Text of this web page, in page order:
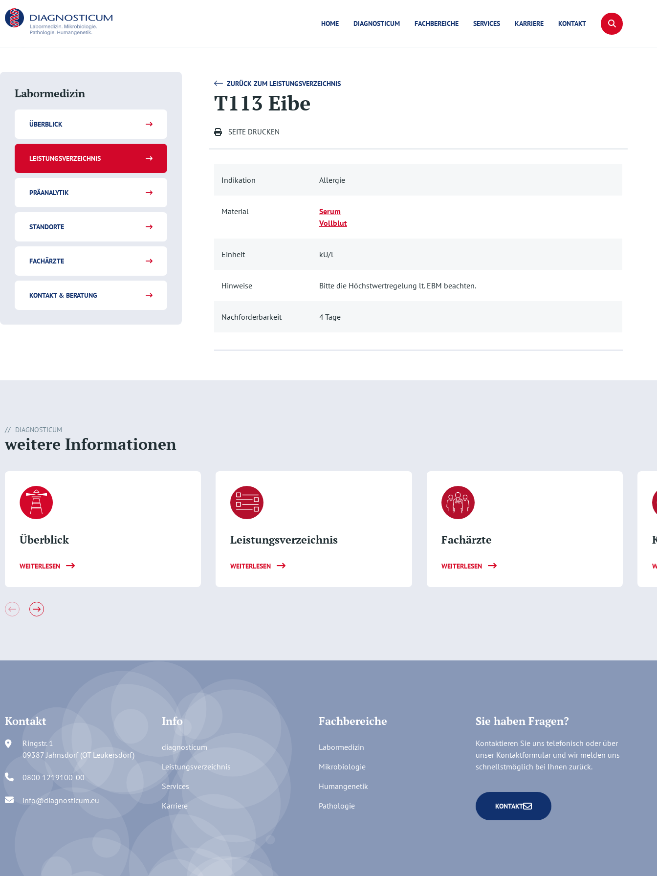
HOME DIAGNOSTICUM FACHBEREICHE SERVICES KARRIERE KONTAKT
Labormedizin
ÜBERBLICK
LEISTUNGSVERZEICHNIS
PRÄANALYTIK
STANDORTE
FACHÄRZTE
KONTAKT & BERATUNG
ZURÜCK ZUM LEISTUNGSVERZEICHNIS
T113 Eibe
SEITE DRUCKEN
Indikation Allergie
Material
Serum
Vollblut
Einheit kU/l
Hinweise Bitte die Höchstwertregelung lt. EBM beachten.
Nachforderbarkeit 4 Tage
DIAGNOSTICUM
weitere Informationen
Überblick
WEITERLESEN
Leistungsverzeichnis
WEITERLESEN
Fachärzte
WEITERLESEN
Kontakt
Ringstr. 1
09387 Jahnsdorf (OT Leukersdorf)
0800 1219100-00
info@diagnosticum.eu
Info
diagnosticum
Leistungsverzeichnis
Services
Karriere
Fachbereiche
Labormedizin
Mikrobiologie
Humangenetik
Pathologie
Sie haben Fragen?
Kontaktieren Sie uns telefonisch oder über
unser Kontaktformular und wir melden uns
schnellstmöglich bei Ihnen zurück.
KONTAKT